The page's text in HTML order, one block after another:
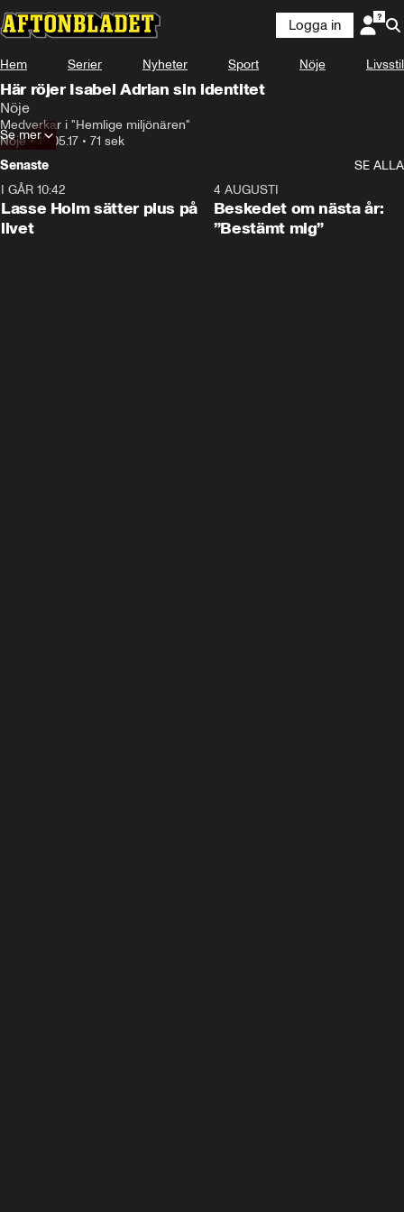
Logga in
Hem Serier Nyheter Sport Nöje Livsstil
Här röjer Isabel Adrian sin identitet
Nöje
Medverkar i "Hemlige miljönären"
Nöje•15.05.17 • 71 sek
Se mer
Senaste
SE ALLA
I GÅR 10:42
Lasse Holm sätter plus på
livet
4 AUGUSTI
Beskedet om nästa år:
”Bestämt mig”